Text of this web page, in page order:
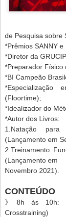
de Pesquisa sobre
*Prêmios SANNY e
*Diretor da
*Preparador Físico
*BI Campeão
*Especialização
(Floortime);
*Idealizador do
*Autor dos Livros:
1.Natação
(Lançamento em
2.Treinamento
(Lançamento em
Novembro 2021).
CONTEÚDO
》8h às 10h:
Crosstraining)